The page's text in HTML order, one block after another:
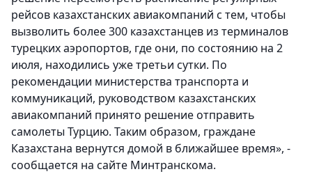
рейсов казахстанских авиакомпаний с тем, чтобы
вызволить более 300 казахстанцев из терминалов
турецких аэропортов, где они, по состоянию на 2
июля, находились уже третьи сутки. По
рекомендации министерства транспорта и
коммуникаций, руководством казахстанских
авиакомпаний принято решение отправить
самолеты Турцию. Таким образом, граждане
Казахстана вернутся домой в ближайшее время», -
сообщается на сайте Минтранскома.